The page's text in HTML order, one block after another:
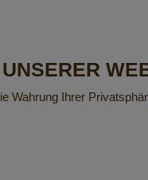
Wahrung Ihrer